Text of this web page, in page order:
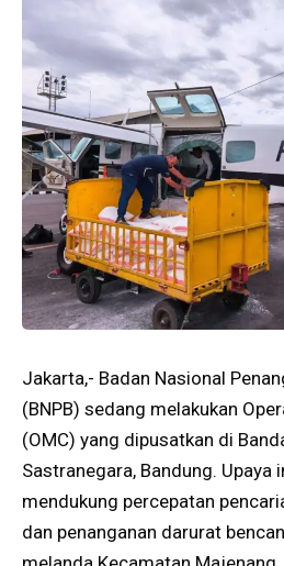
Jakarta,- Badan Nasional
(BNPB) sedang melakukan
(OMC) yang dipusatkan di
Sastranegara, Bandung. Upaya
mendukung percepatan
dan penanganan darurat